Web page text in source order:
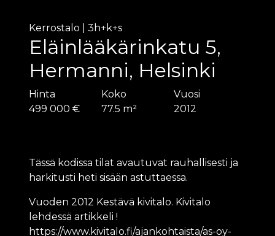
Kerrostalo 3h+k+s
Eläinlääkärinkatu 5,
Hermanni, Helsinki
Hinta
499 000 €
Koko
77.5 m²
Vuosi
2012
Tässä kodissa tilat avautuvat rauhallisesti ja
harkitusti heti sisään astuttaessa.
Vuoden 2012 Kestävä kivitalo. Kivitalo
lehdessä artikkeli !
https://www.kivitalo.fi/ajankohtaista/as-oy-